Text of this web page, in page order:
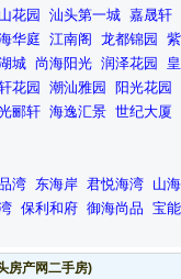
花园 汕头第一城 嘉晟轩
华庭 江南阁 龙都锦园
城 尚海阳光 润泽花园
花园 潮汕雅园 阳光花园
郦轩 海逸汇景 世纪大厦
湾 东海岸 君悦海湾 山
保利和府 御海尚品 宝
房产网二手房)